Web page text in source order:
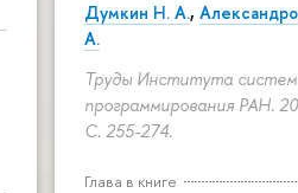
Думкин Н. А.,
А.
Труды Института
программирования РАН.
С. 255-274.
Глава в книге